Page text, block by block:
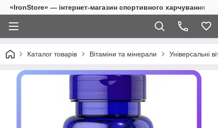
«IronStore» — інтернет-магазин спортивного харчування
Каталог товарів Вітаміни та мінерали Універсальні